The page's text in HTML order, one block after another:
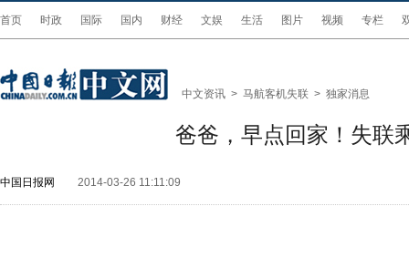
首页 时政 国际 国内 财经 文娱 生活 图片 视频 专栏
中文资讯 > 马航客机失联 > 独家消息
爸爸，早点回家！失联
中国日报网 2014-03-26 11:11:09